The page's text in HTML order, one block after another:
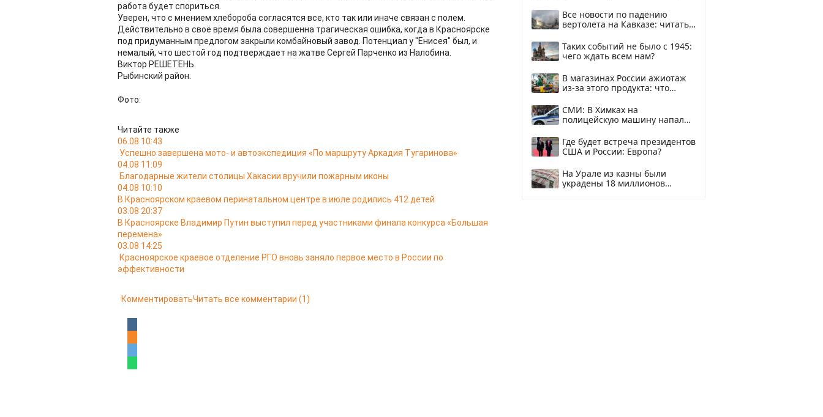
работа будет спориться.
Уверен, что с мнением хлебороба согласятся все, кто так или иначе связан с полем.
Действительно в своё время была совершенна трагическая ошибка, когда в Красноярске
под придуманным предлогом закрыли комбайновый завод. Потенциал у "Енисея" был, и
немалый, что шестой год подтверждает на жатве Сергей Парченко из Налобина.
Виктор РЕШЕТЕНЬ.
Рыбинский район.
Фото:
Читайте также
06.08 10:43
Успешно завершена мото- и автоэкспедиция «По маршруту Аркадия Тугаринова»
04.08 11:09
Благодарные жители столицы Хакасии вручили пожарным иконы
04.08 10:10
В Красноярском краевом перинатальном центре в июле родились 412 детей
03.08 20:37
В Красноярске Владимир Путин выступил перед участниками финала конкурса «Большая
перемена»
03.08 14:25
Красноярское краевое отделение РГО вновь заняло первое место в России по
эффективности
КомментироватьЧитать все комментарии (1)
Все новости по падению
вертолета на Кавказе: читать
Таких событий не было с 1945:
чего ждать всем нам?
В магазинах России ажиотаж
из-за этого продукта: что
СМИ: В Химках на
полицейскую машину напали
Где будет встреча президентов
США и России: Европа?
На Урале из казны были
украдены 18 миллионов